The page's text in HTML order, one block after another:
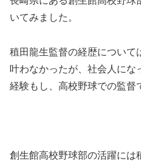
いてみました。
稙田龍生監督の経歴について
叶わなかったが、社会人に
経験もし、高校野球での監督
創生館高校野球部の活躍には